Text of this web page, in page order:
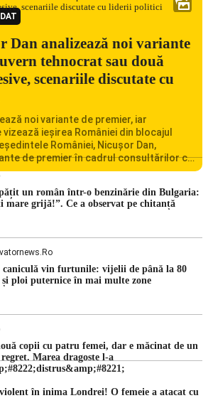
Dan analizează noi variante
tehnocrat sau două
scenariile discutate cu
noi variante de premier, iar
ieșirea României din blocajul
României, Nicușor Dan,
de premier în cadrul consultărilor cu
Ciucu vorbește despre scenariul unui
despre posibilitatea a două cabinete
analizează noi variante de premier
[…]
un român într-o benzinărie din Bulgaria:
mare grijă!”. Ce a observat pe chitanță
caniculă vin furtunile: vijelii de până la 80
ploi puternice în mai multe zone
copii cu patru femei, dar e măcinat de un
Marea dragoste l-a
în inima Londrei! O femeie a atacat cu